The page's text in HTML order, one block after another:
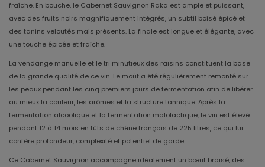
fraîche. En bouche, le Cabernet Sauvignon Raka est ample et puissant,
avec des fruits noirs magnifiquement intégrés, un subtil boisé épicé et
des tanins veloutés mais présents. La finale est longue et élégante, avec
une touche épicée et fraîche.
La vendange manuelle et le tri minutieux des raisins constituent la base
de la grande qualité de ce vin. Le moût a été régulièrement remonté sur
les peaux pendant les cinq premiers jours de fermentation afin de libérer
au mieux la couleur, les arômes et la structure tannique. Après la
fermentation alcoolique et la fermentation malolactique, le vin est élevé
pendant 12 à 14 mois en fûts de chêne français de 225 litres, ce qui lui
confère profondeur, complexité et potentiel de garde.
Ce Cabernet Sauvignon accompagne idéalement un bœuf braisé, des